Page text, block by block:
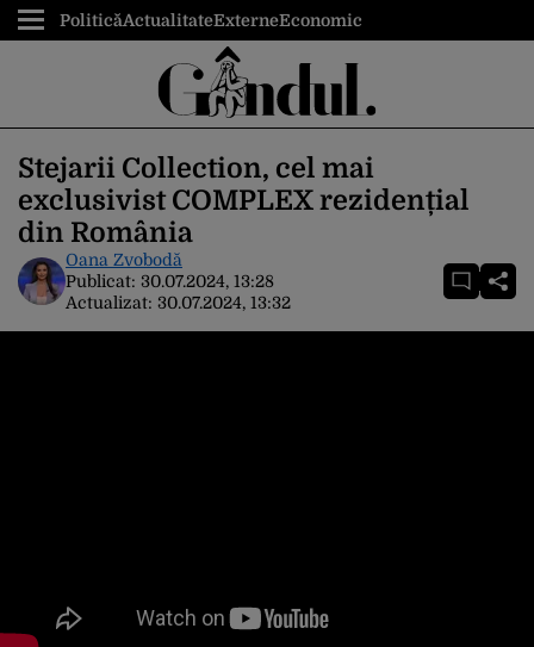
PoliticăActualitateExterneEconomic
Stejarii Collection, cel mai
exclusivist COMPLEX rezidențial
din România
Oana Zvobodă
Publicat: 30.07.2024, 13:28
Actualizat: 30.07.2024, 13:32